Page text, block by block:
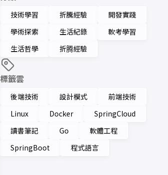
技術學習 折騰經驗
開發實踐
學術探索
生活紀錄
軟考學習
生活哲學
折腾經驗
標籤雲
後端技術 設計模式
前端技術
Linux
Docker
SpringCloud
讀書筆記
Go
軟體工程
SpringBoot
程式語言